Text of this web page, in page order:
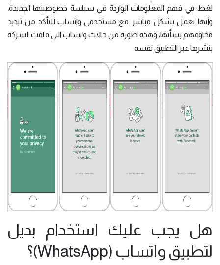
لغط في فهم المعلومات الواردة في سياسة خصوصيتها الجديدة،
وأنها تعمل بشكل مباشر مع مستخدمي واتساب للتأكد من تبديد
مخاوفهم بشأنها، وهذه صورة من حالات واتساب التي قامت الشركة
بنشرها عبر التطبيق نفسه:
هل يجب عليك استخدام بديل
لتطبيق واتساب (WhatsApp)؟